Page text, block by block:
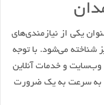
یکی از نیازمندی‌های
شناخته می‌شود. با توجه
وب‌سایت و خدمات آنلاین
به سرعت به یک ضرورت